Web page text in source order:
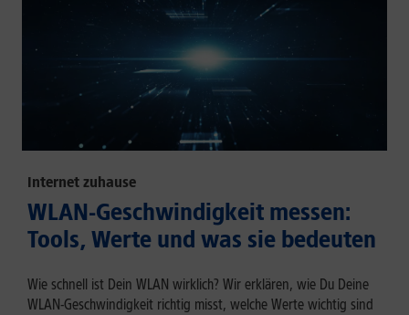
Internet zuhause
WLAN-Geschwindigkeit messen:
Tools, Werte und was sie bedeuten
Wie schnell ist Dein WLAN wirklich? Wir erklären, wie Du Deine
WLAN-Geschwindigkeit richtig misst, welche Werte wichtig sind